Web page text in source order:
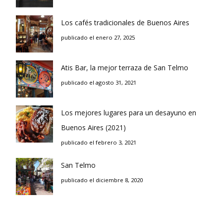
Los cafés tradicionales de Buenos Aires
publicado el enero 27, 2025
Atis Bar, la mejor terraza de San Telmo
publicado el agosto 31, 2021
Los mejores lugares para un desayuno en
Buenos Aires (2021)
publicado el febrero 3, 2021
San Telmo
publicado el diciembre 8, 2020